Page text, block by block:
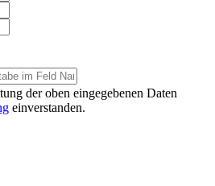
der oben eingegebenen Daten
einverstanden.